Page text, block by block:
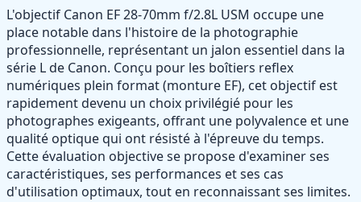
L'objectif Canon EF 28-70mm f/2.8L USM occupe une
place notable dans l'histoire de la photographie
professionnelle, représentant un jalon essentiel dans la
série L de Canon. Conçu pour les boîtiers reflex
numériques plein format (monture EF), cet objectif est
rapidement devenu un choix privilégié pour les
photographes exigeants, offrant une polyvalence et une
qualité optique qui ont résisté à l'épreuve du temps.
Cette évaluation objective se propose d'examiner ses
caractéristiques, ses performances et ses cas
d'utilisation optimaux, tout en reconnaissant ses limites.